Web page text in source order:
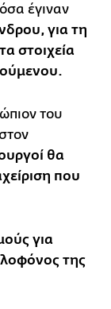
έγιναν
για τη
στοιχεία
του
θα
που
για
της